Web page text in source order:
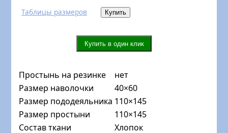
Таблицы размеров
Простынь на резинке
нет
Размер наволочки
40×60
Размер пододеяльника 110×145
Размер простыни
110×145
Состав ткани
Хлопок